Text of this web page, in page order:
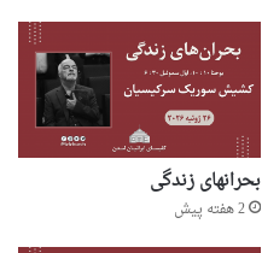
بحرانهای زندگی
2 هفته پیش